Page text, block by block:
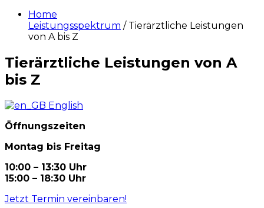
Home
Leistungsspektrum / Tierärztliche Leistungen
von A bis Z
Tierärztliche Leistungen von A
bis Z
English
Öffnungszeiten
Montag bis Freitag
10:00 – 13:30 Uhr
15:00 – 18:30 Uhr
Jetzt Termin vereinbaren!